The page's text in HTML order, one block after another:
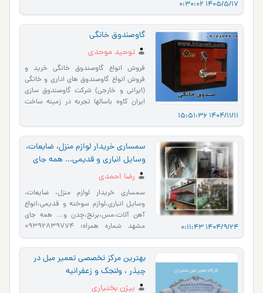
1405/5/17 0:30:02
1404/11/11 15:51:36
گاوصندوق خانگی
توحید موحدی
فروش انواع گاوصندوق خانگی خرید و
فروش انواع گاوصندوق های اداری و خانگی
(ایرانی و خارجی) شرکت گاوصندوق سازی
ایران کاوه باسالها تجربه در زمینه ساخت
1404/9/24 0:11:43
سمساری خریدار لوازم منزل، ضایعات،
وسایل انباری و قدیمی... همه جای
مشهدرضا احمدی
سمساری خریدار لوازم منزل، ضایعات،
وسایل انباری،لوازم سوخته و قدیمی،انواع
آهن آلات،مس،برنج،چدن و… همه جای
مشهد شماره همراه: 09392839774
شماره همراه2 (احمدی) : 09156112750
آدر�…
بهترین مرکز تخصصی تعمیر مبل در
چیذر ، ولنجک و زعفرانیه
بیژن بختیاری